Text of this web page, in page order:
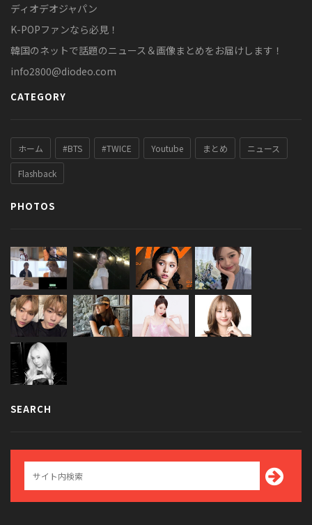
ディオデオジャパン
K-POPファンなら必見！
韓国のネットで話題のニュース＆画像まとめをお届けします！
info2800@diodeo.com
CATEGORY
ホーム #BTS #TWICE Youtube まとめ ニュース
Flashback
PHOTOS
SEARCH